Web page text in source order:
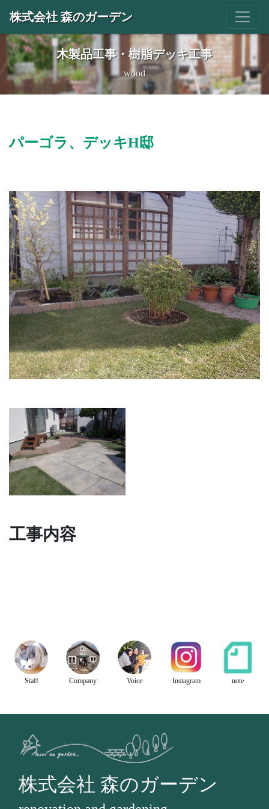
株式会社 森のガーデン
木製品工事・樹脂デッキ工事
wood
パーゴラ、デッキH邸
Previous Next
工事内容
Staff Company Voice Instagram note
株式会社 森のガーデン